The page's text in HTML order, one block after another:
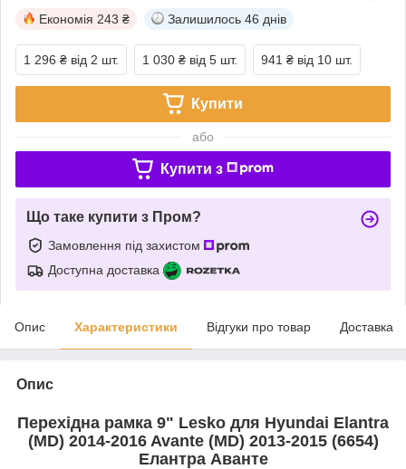
Економія 243 ₴ Залишилось 46 днів
1 296 ₴ від 2 шт. 1 030 ₴ від 5 шт. 941 ₴ від 10 шт.
Купити
або
Купити з
Що таке купити з Пром?
Замовлення під захистом
Доступна доставка
Опис Характеристики Відгуки про товар Доставка
Опис
Перехідна рамка 9" Lesko для Hyundai Elantra
(MD) 2014-2016 Avante (MD) 2013-2015 (6654)
Елантра Аванте